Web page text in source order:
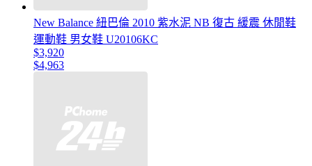
New Balance 紐巴倫 2010 紫水泥 NB 復古 緩震 休閒鞋
運動鞋 男女鞋 U20106KC
$3,920
$4,963